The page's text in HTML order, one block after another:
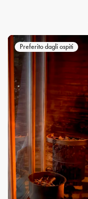
Preferito dagli ospiti